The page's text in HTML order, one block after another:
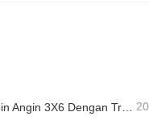
1. Adaptor Bilah Turbin Angin 3X6 Dengan Trailer Modular